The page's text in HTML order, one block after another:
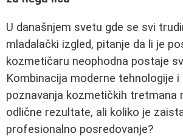
U današnjem svetu gde se svi
mladalački izgled, pitanje da li je
kozmetičaru neophodna postaje
Kombinacija moderne tehnologije i
poznavanja kozmetičkih tretmana
odlične rezultate, ali koliko je
profesionalno posredovanje?